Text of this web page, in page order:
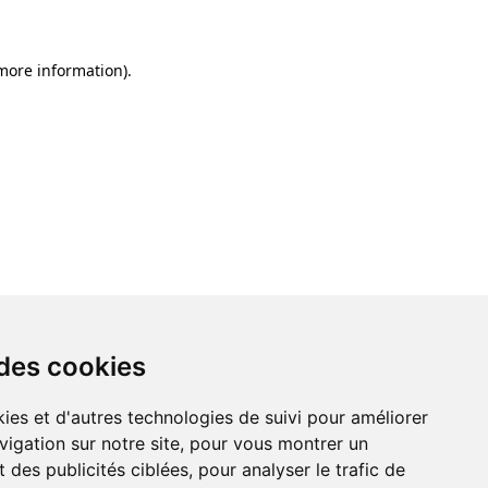
cookies
et d'autres technologies de suivi pour améliorer
sur notre site, pour vous montrer un
des publicités ciblées, pour analyser le trafic de
information).